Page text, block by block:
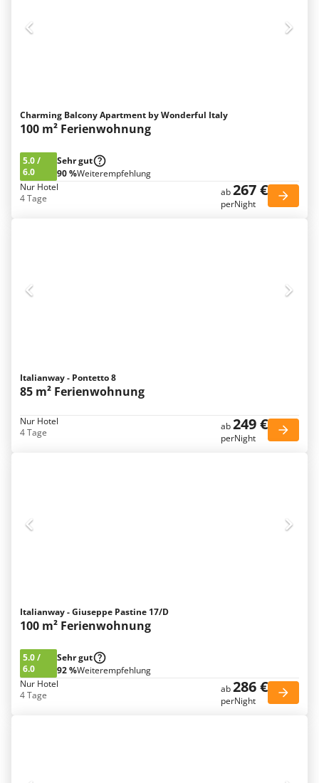
Charming Balcony Apartment by Wonderful Italy
100 m² Ferienwohnung
5.0/
6.0
Sehr gut
90 %Weiterempfehlung
Nur Hotel
4 Tage
ab267 €
perNight
Italianway - Pontetto 8
85 m² Ferienwohnung
Nur Hotel
4 Tage
ab249 €
perNight
Italianway - Giuseppe Pastine 17/D
100 m² Ferienwohnung
5.0/
6.0
Sehr gut
92 %Weiterempfehlung
Nur Hotel
4 Tage
ab286 €
perNight